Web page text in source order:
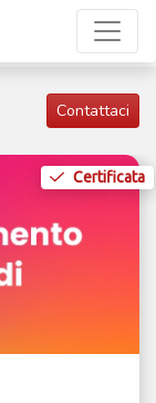
Contattaci
Certificata